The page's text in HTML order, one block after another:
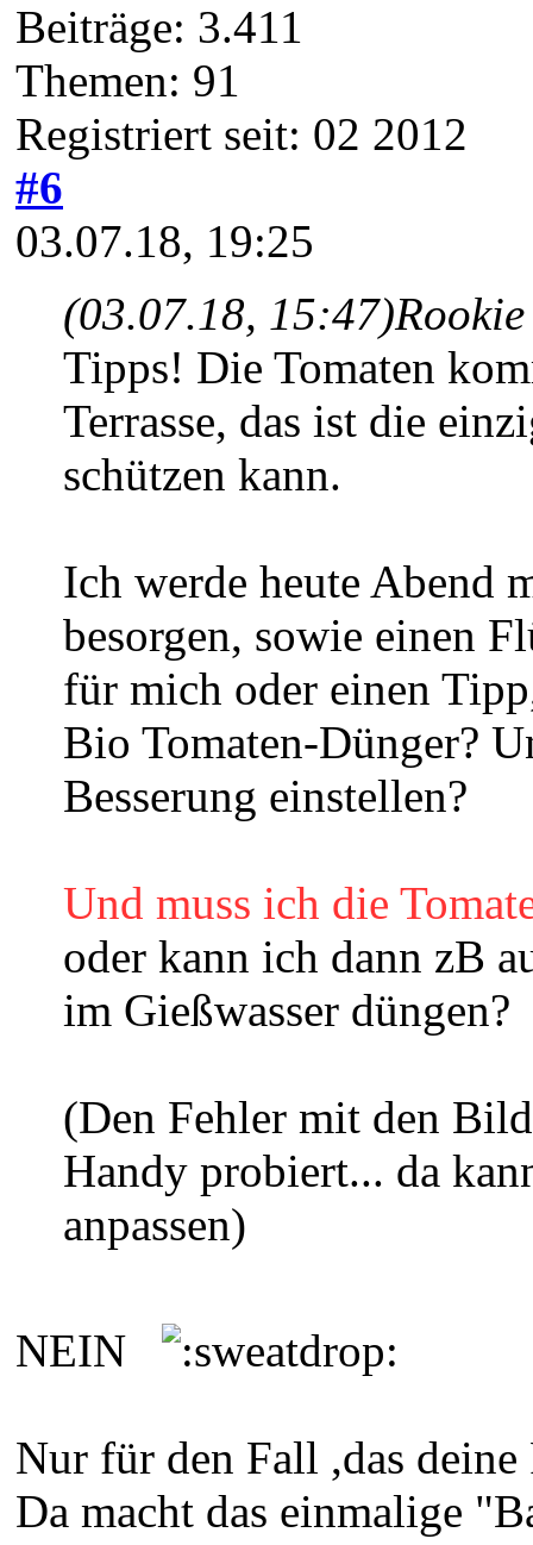
Beiträge: 3.411
Themen: 91
Registriert seit: 02 2012
#6
03.07.18, 19:25
(03.07.18, 15:47)
Tipps! Die Tomaten
Terrasse, das ist die
schützen kann.
Ich werde heute Abend
besorgen, sowie einen
für mich oder einen
Bio Tomaten-Dünger?
Besserung einstellen?
Und muss ich die
oder kann ich dann zB
im Gießwasser düngen?
(Den Fehler mit den
Handy probiert... da
anpassen)
NEIN
Nur für den Fall ,das
Da macht das einmalige